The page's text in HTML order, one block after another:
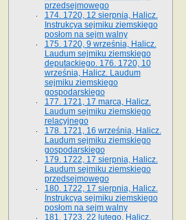
przedsejmowego
174. 1720, 12 sierpnia, Halicz.
Instrukcya sejmiku ziemskiego
posłom na sejm walny
175. 1720, 9 września, Halicz.
Laudum sejmiku ziemskiego
deputackiego. 176. 1720, 10
września, Halicz. Laudum
sejmiku ziemskiego
gospodarskiego
177. 1721, 17 marca, Halicz.
Laudum sejmiku ziemskiego
relacyjnego
178. 1721, 16 września, Halicz.
Laudum sejmiku ziemskiego
gospodarskiego
179. 1722, 17 sierpnia, Halicz.
Laudum sejmiku ziemskiego
przedsejmowego
180. 1722, 17 sierpnia, Halicz.
Instrukcya sejmiku ziemskiego
posłom na sejm walny
181. 1723, 22 lutego, Halicz.